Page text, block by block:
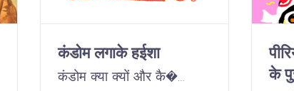
कंडोम लगाके हईशा
कंडोम क्या क्यों और कै�…
के